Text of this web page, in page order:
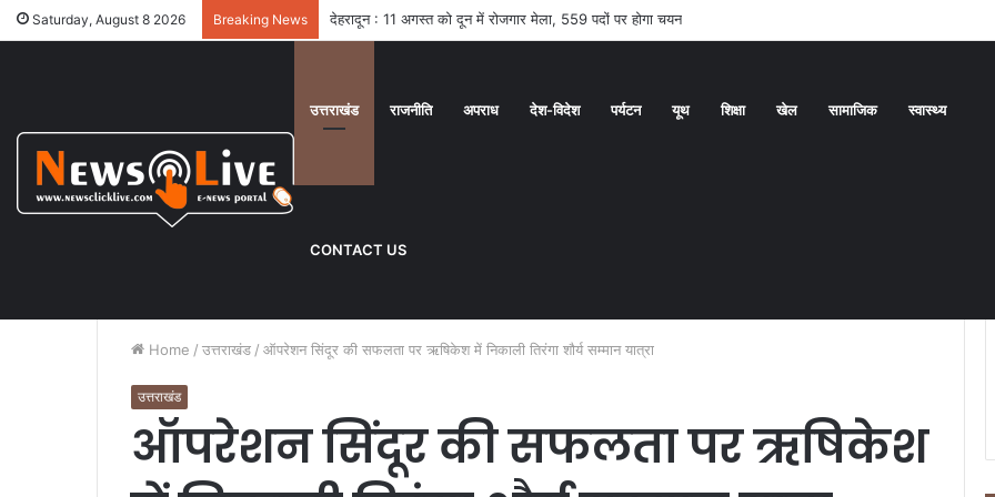
Saturday, August 8 2026 Breaking News देहरादून : 11 अगस्त को दून में रोजगार मेला, 559 पदों पर होगा चयन
उत्तराखंड राजनीति अपराध देश-विदेश पर्यटन यूथ शिक्षा खेल सामाजिक स्वास्थ्य
CONTACT US
Home / उत्तराखंड / ऑपरेशन सिंदूर की सफलता पर ऋषिकेश में निकाली तिरंगा शौर्य सम्मान यात्रा
उत्तराखंड
ऑपरेशन सिंदूर की सफलता पर ऋषिकेश